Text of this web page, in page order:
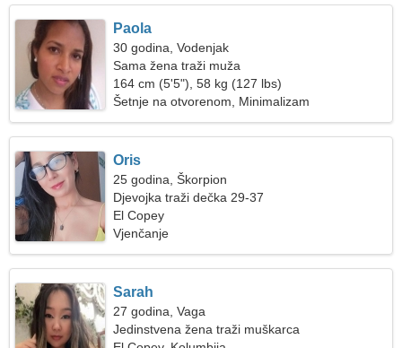
Paola
30 godina, Vodenjak
Sama žena traži muža
164 cm (5'5"), 58 kg (127 lbs)
Šetnje na otvorenom, Minimalizam
Oris
25 godina, Škorpion
Djevojka traži dečka 29-37
El Copey
Vjenčanje
Sarah
27 godina, Vaga
Jedinstvena žena traži muškarca